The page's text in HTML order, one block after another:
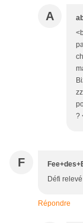
A
?
F
Défi
Répondre